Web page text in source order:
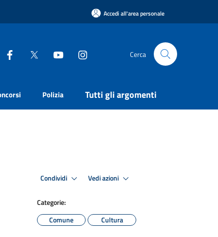
Accedi all'area personale
Cerca
Polizia Tutti gli argomenti
Condividi Vedi azioni
Categorie:
Comune
Cultura